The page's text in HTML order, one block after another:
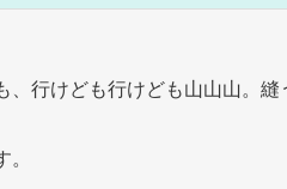
行けども行けども山山山。